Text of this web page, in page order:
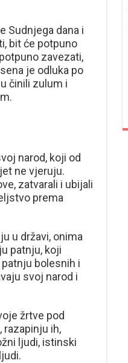
Sudnjega dana i
bit će potpuno
zavezati,
je odluka po
činili zulum i
narod, koji od
ne vjeruju.
zatvarali i ubijali
prema
u državi, onima
patnju, koji
bolesnih i
svoj narod i
žrtve pod
ih,
ljudi, istinski